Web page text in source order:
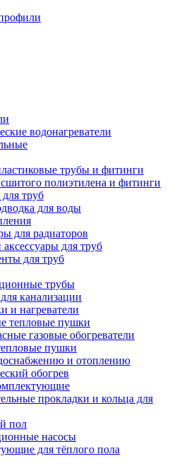
водонагреватели
трубы и фитинги
полиэтилена и фитинги
труб
для воды
для радиаторов
для труб
для труб
трубы
канализации
и нагреватели
тепловые пушки
газовые обогреватели
пушки
и отоплению
обогрев
прокладки и кольца для
пол
насосы
для тёплого пола